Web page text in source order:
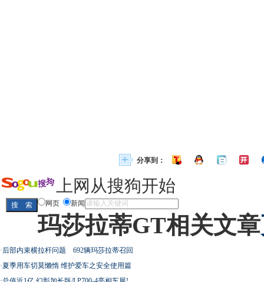
分享到：
上网从搜狗开始
网页 新闻
玛莎拉蒂GT相关文章
· 后部内束横拉杆问题 692辆玛莎拉蒂召回
·夏季用车切莫懒惰 维护爱车之安全使用篇